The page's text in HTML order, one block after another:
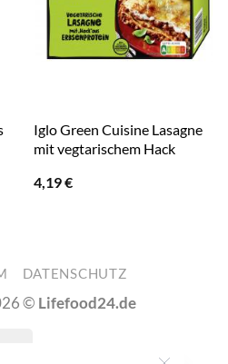
Iglo Green Cuisine Lasagne
mit vegtarischem Hack
4,19€
DATENSCHUTZ
© Lifefood24.de